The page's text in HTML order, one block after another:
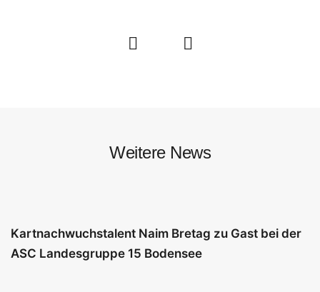
Weitere News
Kartnachwuchstalent Naim Bretag zu Gast bei der
ASC Landesgruppe 15 Bodensee